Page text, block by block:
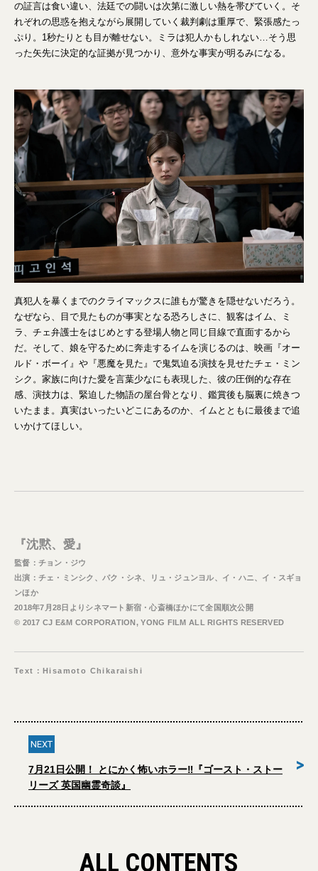
の証言は食い違い、法廷での闘いは次第に激しい熱を帯びていく。そ
れぞれの思惑を抱えながら展開していく裁判劇は重厚で、緊張感たっ
ぷり。1秒たりとも目が離せない。ミラは犯人かもしれない…そう思
った矢先に決定的な証拠が見つかり、意外な事実が明るみになる。
真犯人を暴くまでのクライマックスに誰もが驚きを隠せないだろう。
なぜなら、目で見たものが事実となる恐ろしさに、観客はイム、ミ
ラ、チェ弁護士をはじめとする登場人物と同じ目線で直面するから
だ。そして、娘を守るために奔走するイムを演じるのは、映画『オー
ルド・ボーイ』や『悪魔を見た』で鬼気迫る演技を見せたチェ・ミン
シク。家族に向けた愛を言葉少なにも表現した、彼の圧倒的な存在
感、演技力は、緊迫した物語の屋台骨となり、鑑賞後も脳裏に焼きつ
いたまま。真実はいったいどこにあるのか、イムとともに最後まで追
いかけてほしい。
『沈黙、愛』
監督：チョン・ジウ
出演：チェ・ミンシク、パク・シネ、リュ・ジュンヨル、イ・ハニ、イ・スギョ
ンほか
2018年7月28日よりシネマート新宿・心斎橋ほかにて全国順次公開
© 2017 CJ E&M CORPORATION, YONG FILM ALL RIGHTS RESERVED
Text：Hisamoto Chikaraishi
NEXT
7月21日公開！ とにかく怖いホラー‼︎『ゴースト・ストー
リーズ 英国幽霊奇談』
>
ALL CONTENTS